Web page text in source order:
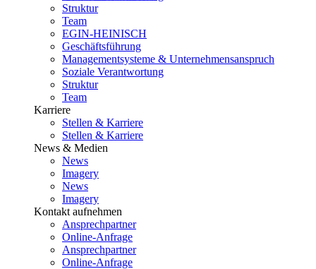
Struktur
Team
EGIN-HEINISCH
Geschäftsführung
Managementsysteme & Unternehmensanspruch
Soziale Verantwortung
Struktur
Team
Karriere
Stellen & Karriere
Stellen & Karriere
News & Medien
News
Imagery
News
Imagery
Kontakt aufnehmen
Ansprechpartner
Online-Anfrage
Ansprechpartner
Online-Anfrage